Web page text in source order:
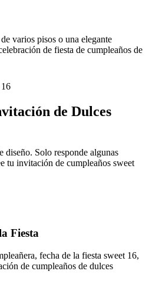
varios pisos o una elegante
de fiesta de cumpleaños de
de Dulces
diseño. Solo responde algunas
tu invitación de cumpleaños sweet
Fiesta
fecha de la fiesta sweet 16,
de cumpleaños de dulces